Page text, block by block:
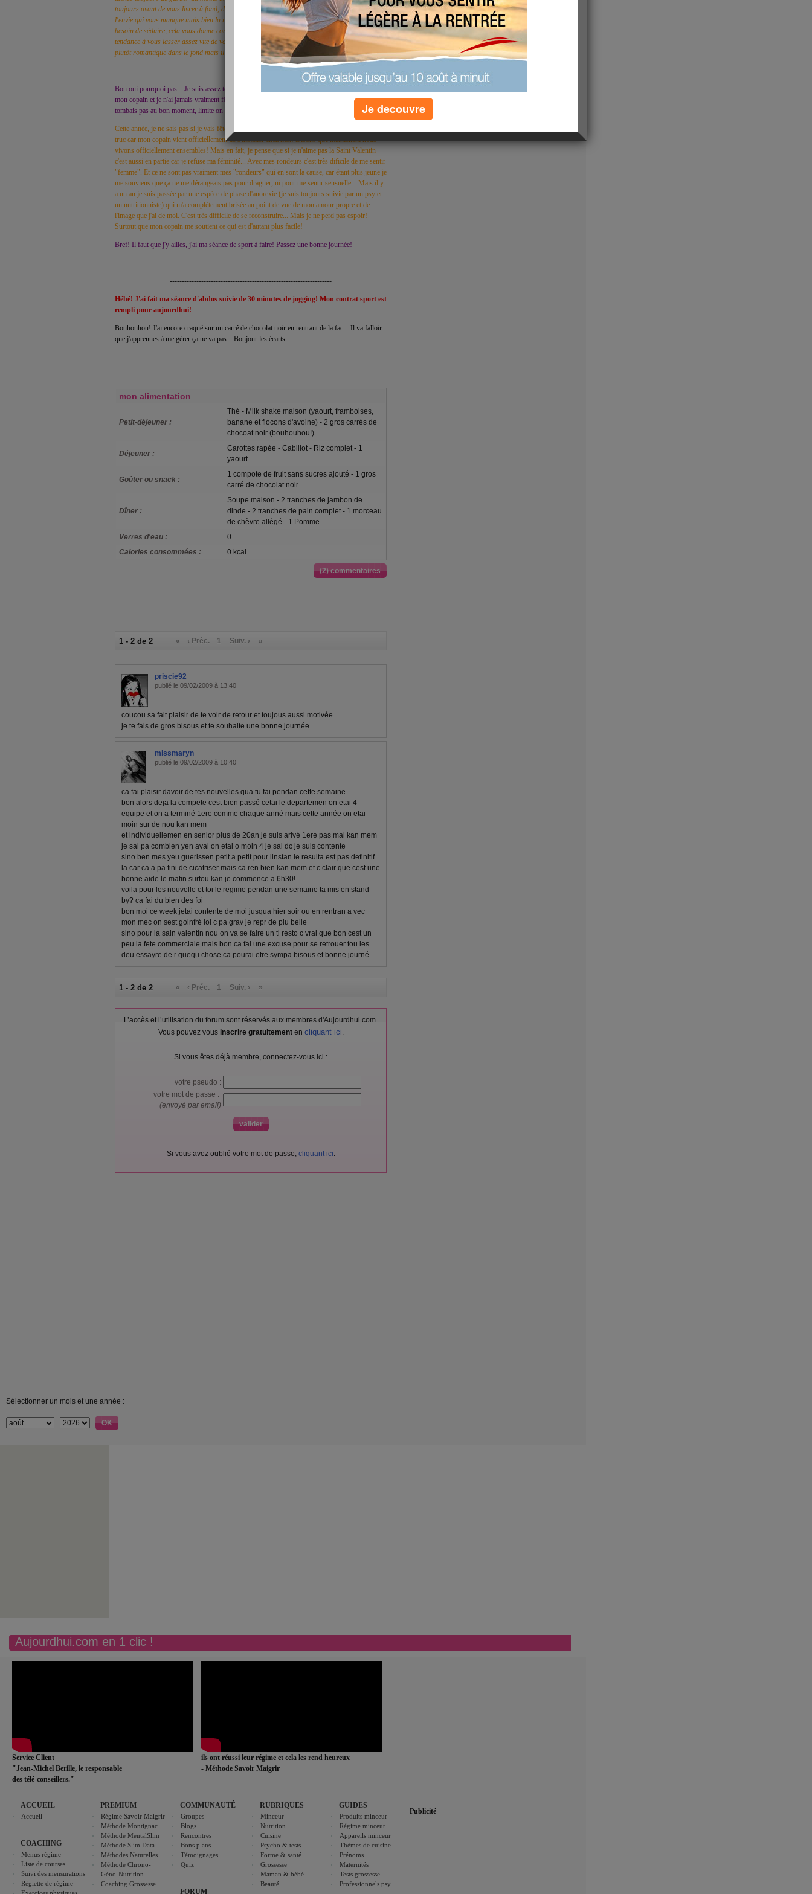
toujours avant de vous livrer à fond, de vous abandonner à l'autre : et pourtant, ça n'est pas
l'envie qui vous manque mais bien la raison qui vous retient. Vous exprimez un véritable
besoin de séduire, cela vous donne confiance en vous. Mais le problème, c'est que vous avez
tendance à vous lasser assez vite de vos conquêtes masculines. Vous êtes donc une femme
plutôt romantique dans le fond mais il faut assez bien vous connaître pour le savoir !
Bon oui pourquoi pas... Je suis assez terre à terre je dois dire... Cela fait 3 ans que je suis avec
mon copain et je n'ai jamais vraiment fêté la saint valentin. Il faut dire qu'à chaque fois, ça ne
tombais pas au bon moment, limite on zappait que ct THE day.
Cette année, je ne sais pas si je vais fêter la Saint Valentin, je pense tout de même faire un petit
truc car mon copain vient officiellement de s'installer chez moi! Disons que maintenant nous
vivons officiellement ensembles! Mais en fait, je pense que si je n'aime pas la Saint Valentin
c'est aussi en partie car je refuse ma féminité... Avec mes rondeurs c'est très dificile de me sentir
"femme". Et ce ne sont pas vraiment mes "rondeurs" qui en sont la cause, car étant plus jeune je
me souviens que ça ne me dérangeais pas pour draguer, ni pour me sentir sensuelle... Mais il y
a un an je suis passée par une espèce de phase d'anorexie (je suis toujours suivie par un psy et
un nutritionniste) qui m'a complètement brisée au point de vue de mon amour propre et de
l'image que j'ai de moi. C'est très difficile de se reconstruire... Mais je ne perd pas espoir!
Surtout que mon copain me soutient ce qui est d'autant plus facile!
Bref! Il faut que j'y ailles, j'ai ma séance de sport à faire! Passez une bonne journée!
-------------------------------------------------------------------
Héhé! J'ai fait ma séance d'abdos suivie de 30 minutes de jogging! Mon contrat sport est
rempli pour aujourdhui!
Bouhouhou! J'ai encore craqué sur un carré de chocolat noir en rentrant de la fac... Il va falloir
que j'apprennes à me gérer ça ne va pas... Bonjour les écarts...
mon alimentation
Petit-déjeuner :
Thé - Milk shake maison (yaourt, framboises,
banane et flocons d'avoine) - 2 gros carrés de
chocoat noir (bouhouhou!)
Déjeuner :
Carottes rapée - Cabillot - Riz complet - 1
yaourt
Goûter ou snack :
1 compote de fruit sans sucres ajouté - 1 gros
carré de chocolat noir...
Dîner :
Soupe maison - 2 tranches de jambon de
dinde - 2 tranches de pain complet - 1 morceau
de chèvre allégé - 1 Pomme
Verres d'eau :
0
Calories consommées :
0 kcal
(2) commentaires
1 - 2 de 2 « ‹ Préc. 1 Suiv. › »
priscie92
publié le 09/02/2009 à 13:40
coucou sa fait plaisir de te voir de retour et toujous aussi motivée.
je te fais de gros bisous et te souhaite une bonne journée
missmaryn
publié le 09/02/2009 à 10:40
ca fai plaisir davoir de tes nouvelles qua tu fai pendan cette semaine
bon alors deja la compete cest bien passé cetai le departemen on etai 4
equipe et on a terminé 1ere comme chaque anné mais cette année on etai
moin sur de nou kan mem
et individuellemen en senior plus de 20an je suis arivé 1ere pas mal kan mem
je sai pa combien yen avai on etai o moin 4 je sai dc je suis contente
sino ben mes yeu guerissen petit a petit pour linstan le resulta est pas definitif
la car ca a pa fini de cicatriser mais ca ren bien kan mem et c clair que cest une
bonne aide le matin surtou kan je commence a 6h30!
voila pour les nouvelle et toi le regime pendan une semaine ta mis en stand
by? ca fai du bien des foi
bon moi ce week jetai contente de moi jusqua hier soir ou en rentran a vec
mon mec on sest goinfré lol c pa grav je repr de plu belle
sino pour la sain valentin nou on va se faire un ti resto c vrai que bon cest un
peu la fete commerciale mais bon ca fai une excuse pour se retrouer tou les
deu essayre de r quequ chose ca pourai etre sympa bisous et bonne journé
1 - 2 de 2 « ‹ Préc. 1 Suiv. › »
L’accès et l’utilisation du forum sont réservés aux membres d'Aujourdhui.com.
Vous pouvez vous inscrire gratuitementen cliquant ici.
Si vous êtes déjà membre, connectez-vous ici :
votre pseudo :
votre mot de passe :
(envoyé par email)
Si vous avez oublié votre mot de passe, cliquant ici.
Sélectionner un mois et une année :
Aujourdhui.com en 1 clic !
Service Client
"Jean-Michel Berille, le responsable
des télé-conseillers."
ils ont réussi leur régime et cela les rend heureux
- Méthode Savoir Maigrir
ACCUEIL
Accueil
COACHING
Menus régime
Liste de courses
Suivi des mensurations
Réglette de régime
PREMIUM
Régime Savoir Maigrir
Méthode Montignac
Méthode MentalSlim
Méthode Slim Data
Méthodes Naturelles
Méthode Chrono-
Géno-Nutrition
Coaching Grossesse
COMMUNAUTÉ
Groupes
Blogs
Rencontres
Bons plans
Témoignages
Quiz
FORUM
RUBRIQUES
Minceur
Nutrition
Cuisine
Psycho & tests
Forme & santé
Grossesse
Maman & bébé
Beauté
GUIDES
Produits minceur
Régime minceur
Appareils minceur
Thèmes de cuisine
Prénoms
Maternités
Tests grossesse
Professionnels psy
Publicité
Je decouvre